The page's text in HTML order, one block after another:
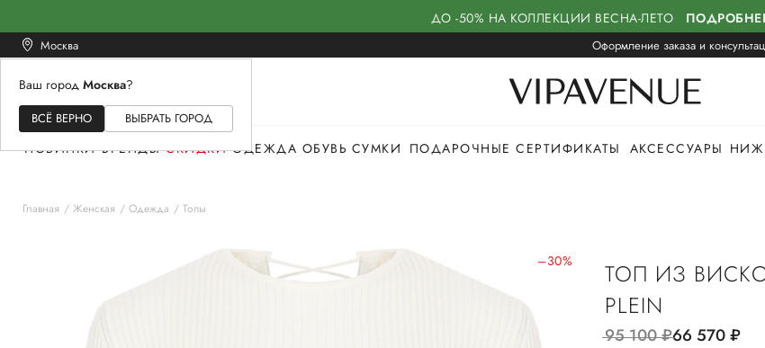
ДО -50% НА КОЛЛЕКЦИИ ВЕСНА-ЛЕТО
Москва Оформление заказа и
Ваш город Москва?
ВСЁ ВЕРНО ВЫБРАТЬ ГОРОД
ЖЕНСКОЕМУЖСКОЕ
НОВИНКИ БРЕНДЫ СКИДКИ ОДЕЖДА ОБУВЬ СУМКИ ПОДАРОЧНЫЕ СЕРТИФИКАТЫ АКСЕССУАРЫ
Главная Женская Одежда Топы
–30%
ТОП ИЗ
PLEIN
95 100руб.66 570руб.